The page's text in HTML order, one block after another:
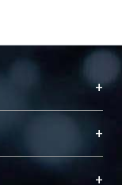
+
珍藏及向國際
，圖書館整合
不同功能平
+
+